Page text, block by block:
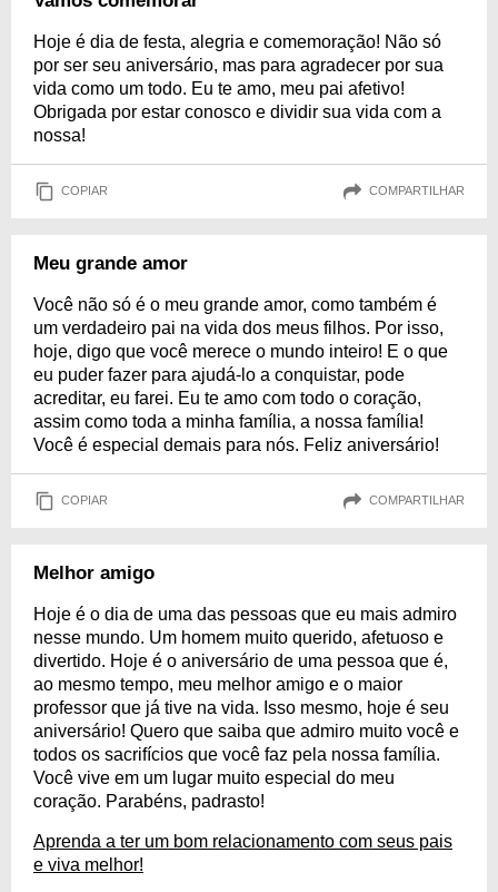
Hoje é dia de festa, alegria e comemoração! Não só
por ser seu aniversário, mas para agradecer por sua
vida como um todo. Eu te amo, meu pai afetivo!
Obrigada por estar conosco e dividir sua vida com a
nossa!
COPIAR COMPARTILHAR
Meu grande amor
Você não só é o meu grande amor, como também é
um verdadeiro pai na vida dos meus filhos. Por isso,
hoje, digo que você merece o mundo inteiro! E o que
eu puder fazer para ajudá-lo a conquistar, pode
acreditar, eu farei. Eu te amo com todo o coração,
assim como toda a minha família, a nossa família!
Você é especial demais para nós. Feliz aniversário!
COPIAR COMPARTILHAR
Melhor amigo
Hoje é o dia de uma das pessoas que eu mais admiro
nesse mundo. Um homem muito querido, afetuoso e
divertido. Hoje é o aniversário de uma pessoa que é,
ao mesmo tempo, meu melhor amigo e o maior
professor que já tive na vida. Isso mesmo, hoje é seu
aniversário! Quero que saiba que admiro muito você e
todos os sacrifícios que você faz pela nossa família.
Você vive em um lugar muito especial do meu
coração. Parabéns, padrasto!
Aprenda a ter um bom relacionamento com seus pais
e viva melhor!